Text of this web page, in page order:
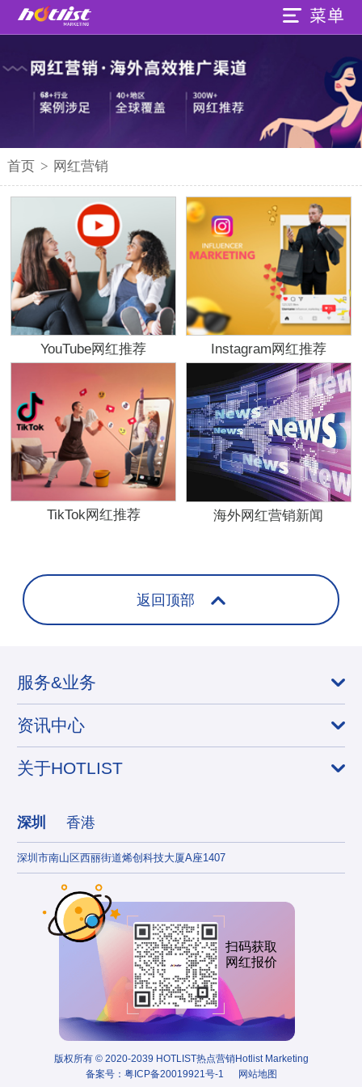
首页 > 网红营销
YouTube网红推荐 Instagram网红推荐
TikTok网红推荐 海外网红营销新闻
返回顶部
服务&业务
资讯中心
关于HOTLIST
深圳 香港
深圳市南山区西丽街道烯创科技大厦A座1407
扫码获取
网红报价
版权所有 © 2020-2039 HOTLIST热点营销Hotlist Marketing
备案号： 粤ICP备20019921号-1 网站地图